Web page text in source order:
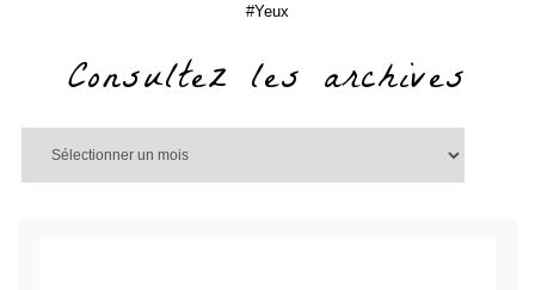
Yeux
Consultez les archives